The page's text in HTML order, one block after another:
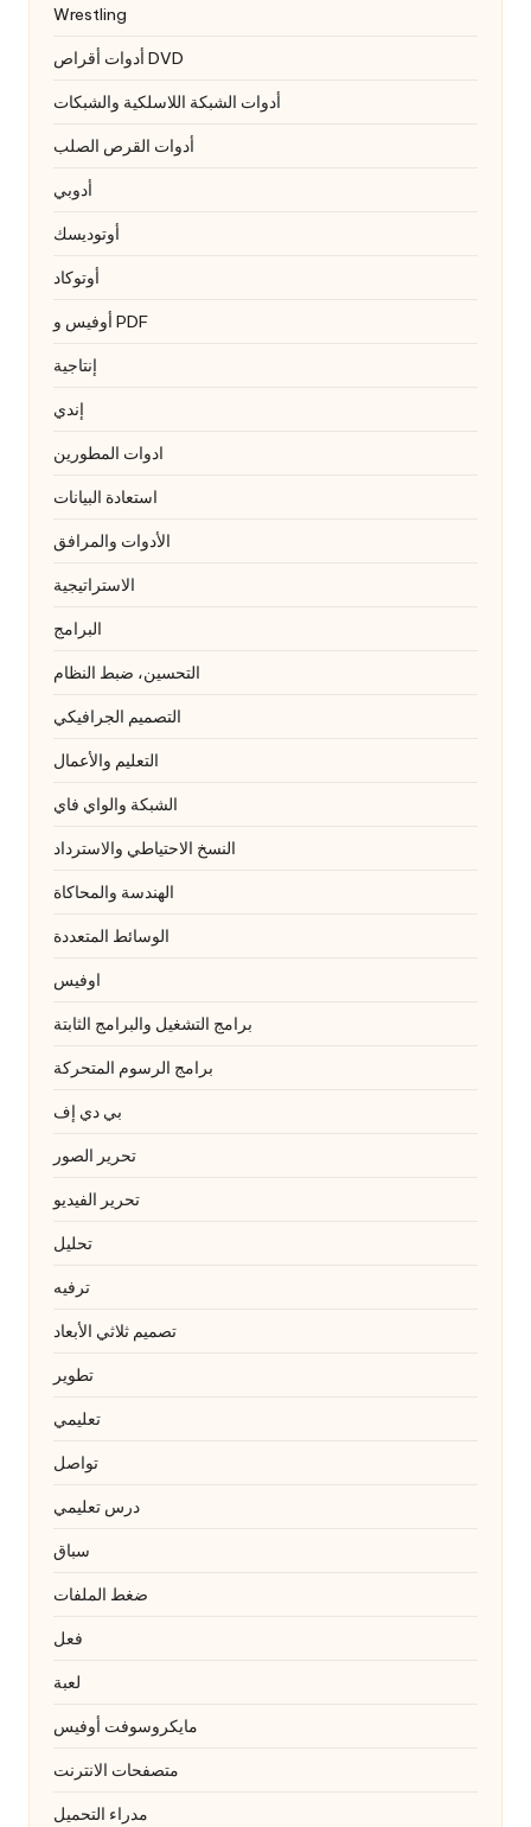
Wrestling
أدوات أقراص DVD
أدوات الشبكة اللاسلكية والشبكات
أدوات القرص الصلب
أدوبي
أوتوديسك
أوتوكاد
أوفيس و PDF
إنتاجية
إندي
ادوات المطورين
استعادة البيانات
الأدوات والمرافق
الاستراتيجية
البرامج
التحسين، ضبط النظام
التصميم الجرافيكي
التعليم والأعمال
الشبكة والواي فاي
النسخ الاحتياطي والاسترداد
الهندسة والمحاكاة
الوسائط المتعددة
اوفيس
برامج التشغيل والبرامج الثابتة
برامج الرسوم المتحركة
بي دي إف
تحرير الصور
تحرير الفيديو
تحليل
ترفيه
تصميم ثلاثي الأبعاد
تطوير
تعليمي
تواصل
درس تعليمي
سباق
ضغط الملفات
فعل
لعبة
مايكروسوفت أوفيس
متصفحات الانترنت
مدراء التحميل